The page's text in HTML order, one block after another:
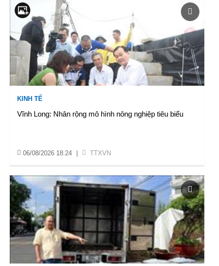
KINH TẾ
Vĩnh Long: Nhân rộng mô hình nông nghiệp tiêu biểu
06/08/2026 18:24 TTXVN